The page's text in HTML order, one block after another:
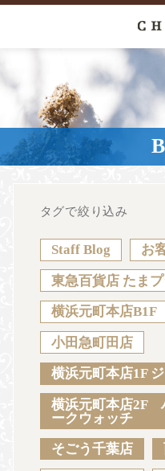
News Blog
Sustainability Voice
JA
タグで絞り込み
Staff Blog お
東急百貨店 たま
横浜元町本店
小田急町田店
横浜元町本店1F
横浜元町本店2F
ークウォッチ
そごう千葉店